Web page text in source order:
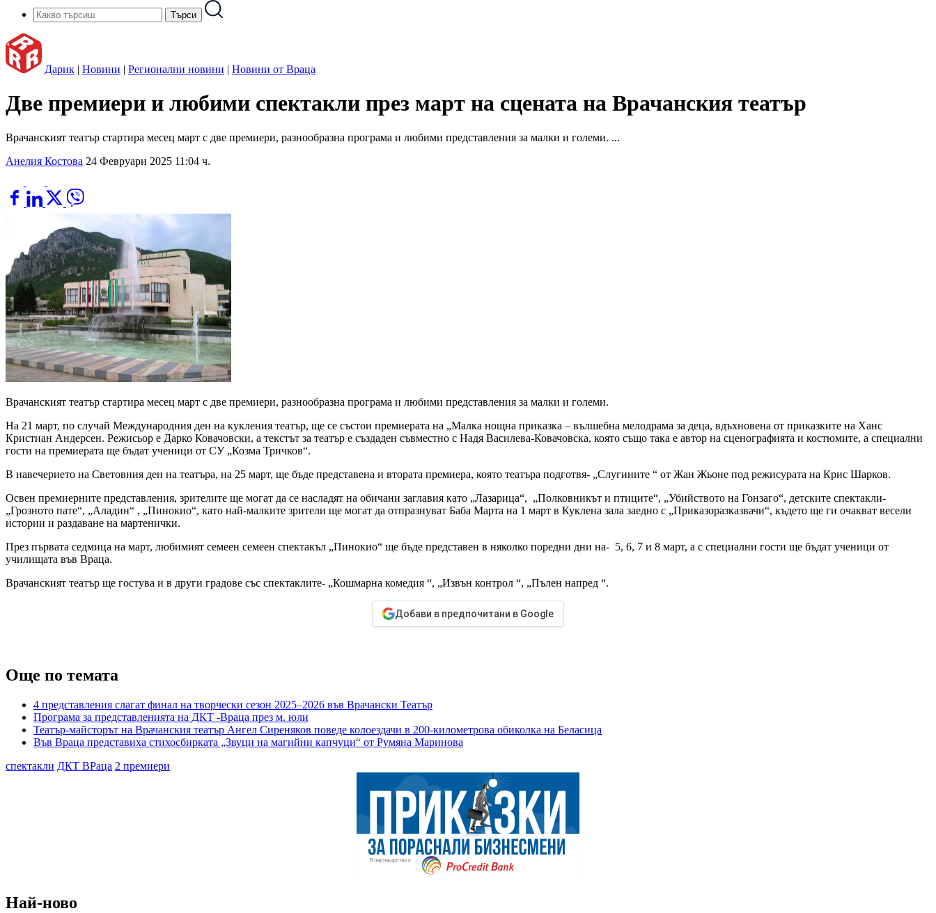
Дарик | Новини | Регионални новини | Новини от Враца
Две премиери и любими спектакли през март на сцената на Врачанския театър
Врачанският театър стартира месец март с две премиери, разнообразна програма и любими представления за малки и големи. ...
Анелия Костова 24 Февруари 2025 11:04 ч.
Врачанският театър стартира месец март с две премиери, разнообразна програма и любими представления за малки и големи.
На 21 март, по случай Международния ден на кукления театър, ще се състои премиерата на „Малка нощна приказка – вълшебна мелодрама за деца, вдъхновена от приказките на Ханс
Кристиан Андерсен. Режисьор е Дарко Ковачовски, а текстът за театър е създаден съвместно с Надя Василева-Ковачовска, която също така е автор на сценографията и костюмите, а специални
гости на премиерата ще бъдат ученици от СУ „Козма Тричков“.
В навечерието на Световния ден на театъра, на 25 март, ще бъде представена и втората премиера, която театъра подготвя- „Слугините “ от Жан Жьоне под режисурата на Крис Шарков.
Освен премиерните представления, зрителите ще могат да се насладят на обичани заглавия като „Лазарица“, „Полковникът и птиците“, „Убийството на Гонзаго“, детските спектакли-
„Грозното пате“, „Аладин“ , „Пинокио“, като най-малките зрители ще могат да отпразнуват Баба Марта на 1 март в Куклена зала заедно с „Приказоразказвачи“, където ще ги очакват весели
истории и раздаване на мартенички.
През първата седмица на март, любимият семеен семеен спектакъл „Пинокио“ ще бъде представен в няколко поредни дни на- 5, 6, 7 и 8 март, а с специални гости ще бъдат ученици от
училищата във Враца.
Врачанският театър ще гостува и в други градове със спектаклите- „Кошмарна комедия “, „Извън контрол “, „Пълен напред “.
Добави в предпочитани в Google
Още по темата
4 представления слагат финал на творчески сезон 2025–2026 във Врачански Театър
Програма за представленията на ДКТ -Враца през м. юли
Театър-майсторът на Врачанския театър Ангел Сиреняков поведе колоездачи в 200-километрова обиколка на Беласица
Във Враца представиха стихосбирката „Звуци на магийни капчуци“ от Румяна Маринова
спектакли ДКТ ВРаца 2 премиери
Най-ново